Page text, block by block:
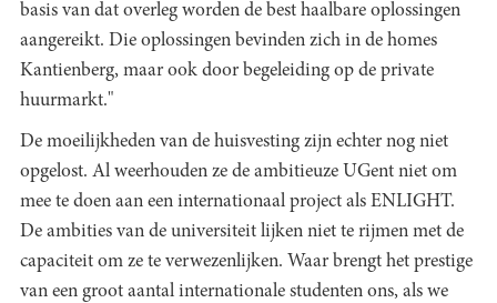
basis van dat overleg worden de best haalbare oplossingen
aangereikt. Die oplossingen bevinden zich in de homes
Kantienberg, maar ook door begeleiding op de private
huurmarkt."
De moeilijkheden van de huisvesting zijn echter nog niet
opgelost. Al weerhouden ze de ambitieuze UGent niet om
mee te doen aan een internationaal project als ENLIGHT.
De ambities van de universiteit lijken niet te rijmen met de
capaciteit om ze te verwezenlijken. Waar brengt het prestige
van een groot aantal internationale studenten ons, als we